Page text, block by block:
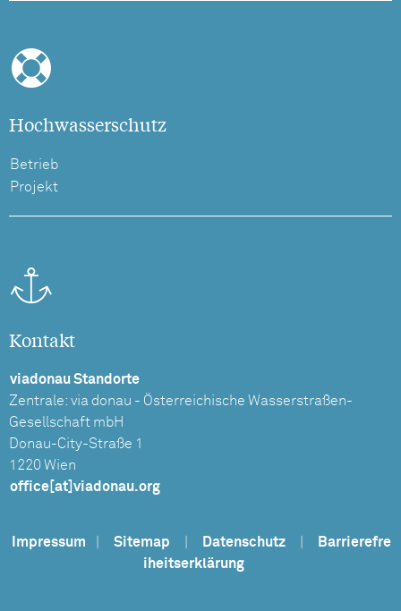
Hochwasserschutz
Betrieb
Projekt
Kontakt
viadonau Standorte
Zentrale: via donau - Österreichische Wasserstraßen-
Gesellschaft mbH
Donau-City-Straße 1
1220 Wien
office[at]viadonau.org
Impressum Sitemap Datenschutz
Barrierefre
iheitserklärung